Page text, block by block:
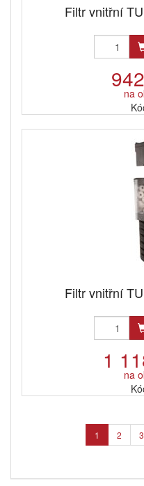
Filtr vnitřní
na
Filtr vnitřní
1
na
1 2 3